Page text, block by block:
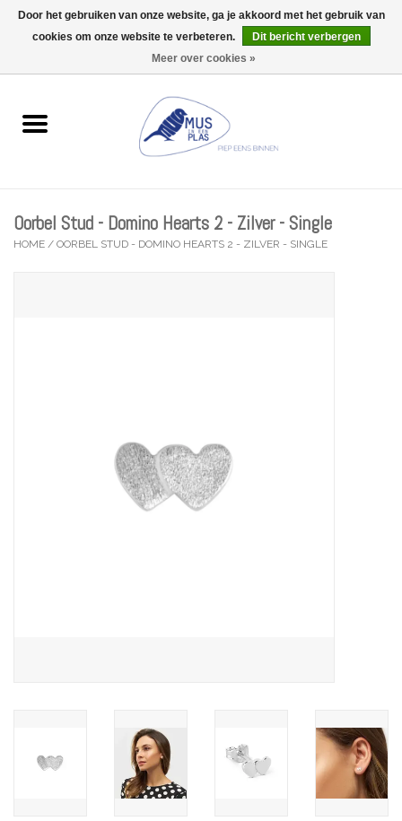
0 Artikelen - €0,00
Wenskaarten
Lifestyle
Oorbel Stud - Domino Hearts 2 - Zilver - Single
HOME / OORBEL STUD - DOMINO HEARTS 2 - ZILVER - SINGLE
Door het gebruiken van onze website, ga je akkoord met het gebruik van
cookies om onze website te verbeteren.
Dit bericht verbergen
Meer over cookies »
Wij zijn uitzonderlijk gesloten op Do 13/08